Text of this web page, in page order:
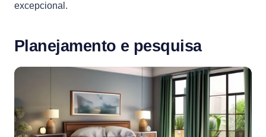
excepcional.
Planejamento e pesquisa